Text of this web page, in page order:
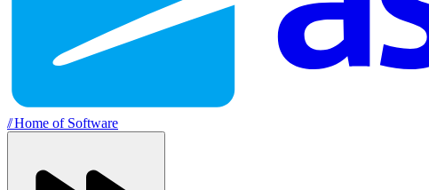
//Home of Software